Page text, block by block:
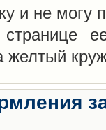
и не могу
странице
желтый